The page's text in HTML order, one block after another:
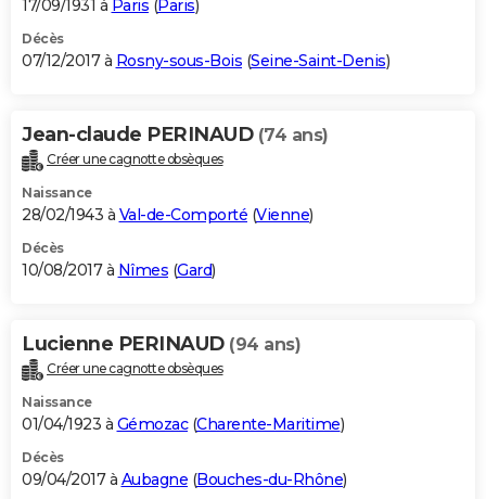
17/09/1931 à Paris (Paris)
Décès
07/12/2017 à Rosny-sous-Bois (Seine-Saint-Denis)
Jean-claude PERINAUD (74 ans)
Créer une cagnotte obsèques
Naissance
28/02/1943 à Val-de-Comporté (Vienne)
Décès
10/08/2017 à Nîmes (Gard)
Lucienne PERINAUD (94 ans)
Créer une cagnotte obsèques
Naissance
01/04/1923 à Gémozac(Charente-Maritime)
Décès
09/04/2017 à Aubagne (Bouches-du-Rhône)